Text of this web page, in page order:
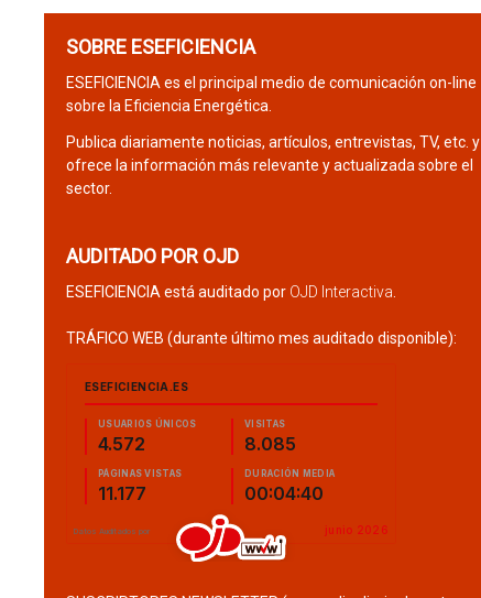
SOBRE ESEFICIENCIA
ESEFICIENCIA es el principal medio de comunicación on-line
sobre la Eficiencia Energética.
Publica diariamente noticias, artículos, entrevistas, TV, etc. y
ofrece la información más relevante y actualizada sobre el
sector.
AUDITADO POR OJD
ESEFICIENCIA está auditado por OJD Interactiva
TRÁFICO WEB (durante último mes auditado disponible):